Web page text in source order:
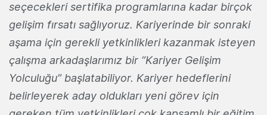
seçecekleri sertifika programlarına kadar birçok
gelişim fırsatı sağlıyoruz. Kariyerinde bir sonraki
aşama için gerekli yetkinlikleri kazanmak isteyen
çalışma arkadaşlarımız bir “Kariyer Gelişim
Yolculuğu” başlatabiliyor. Kariyer hedeflerini
belirleyerek aday oldukları yeni görev için